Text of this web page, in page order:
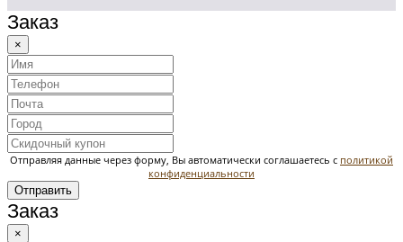
Заказ
×
Отправляя данные через форму, Вы автоматически соглашаетесь с политикой
конфиденциальности
Отправить
Заказ
×